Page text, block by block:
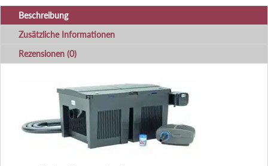
Beschreibung
Zusätzliche Informationen
Rezensionen (0)